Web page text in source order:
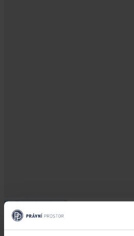
Změny v legislativě
Novela prováděcí